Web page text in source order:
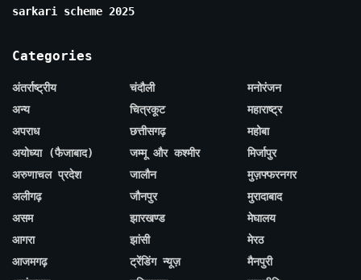
sarkari scheme 2025
Categories
अंतर्राष्ट्रीय
अन्य
अपराध
अयोध्या (फैजाबाद)
अरुणाचल प्रदेश
अलीगढ़
असम
आगरा
आजमगढ़
चंदौली
चित्रकूट
छत्तीसगढ़
जम्मू और कश्मीर
जालौन
जौनपुर
झारखण्ड
झांसी
ट्रेंडिंग न्यूज़
मनोरंजन
महाराष्ट्र
महोबा
मिर्जापुर
मुज़फ्फरनगर
मुरादाबाद
मेघालय
मेरठ
मैनपुरी